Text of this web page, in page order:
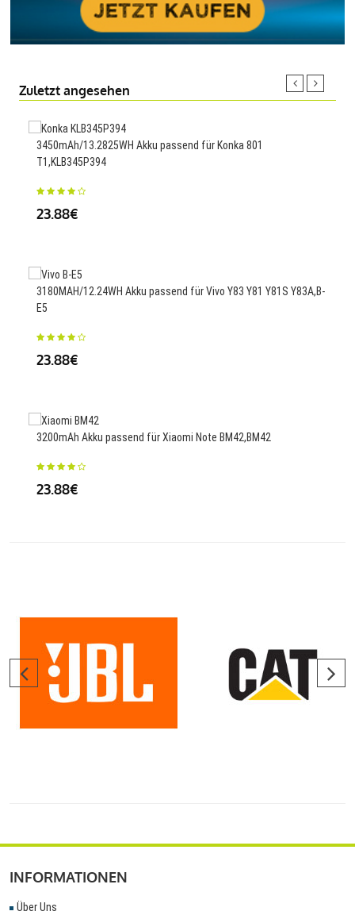
Zuletzt angesehen
3450mAh/13.2825WH Akku passend für Konka 801
T1,KLB345P394
23.88€
3180MAH/12.24WH Akku passend für Vivo Y83 Y81 Y81S Y83A,B-
E5
23.88€
3200mAh Akku passend für Xiaomi Note BM42,BM42
23.88€
INFORMATIONEN
Über Uns